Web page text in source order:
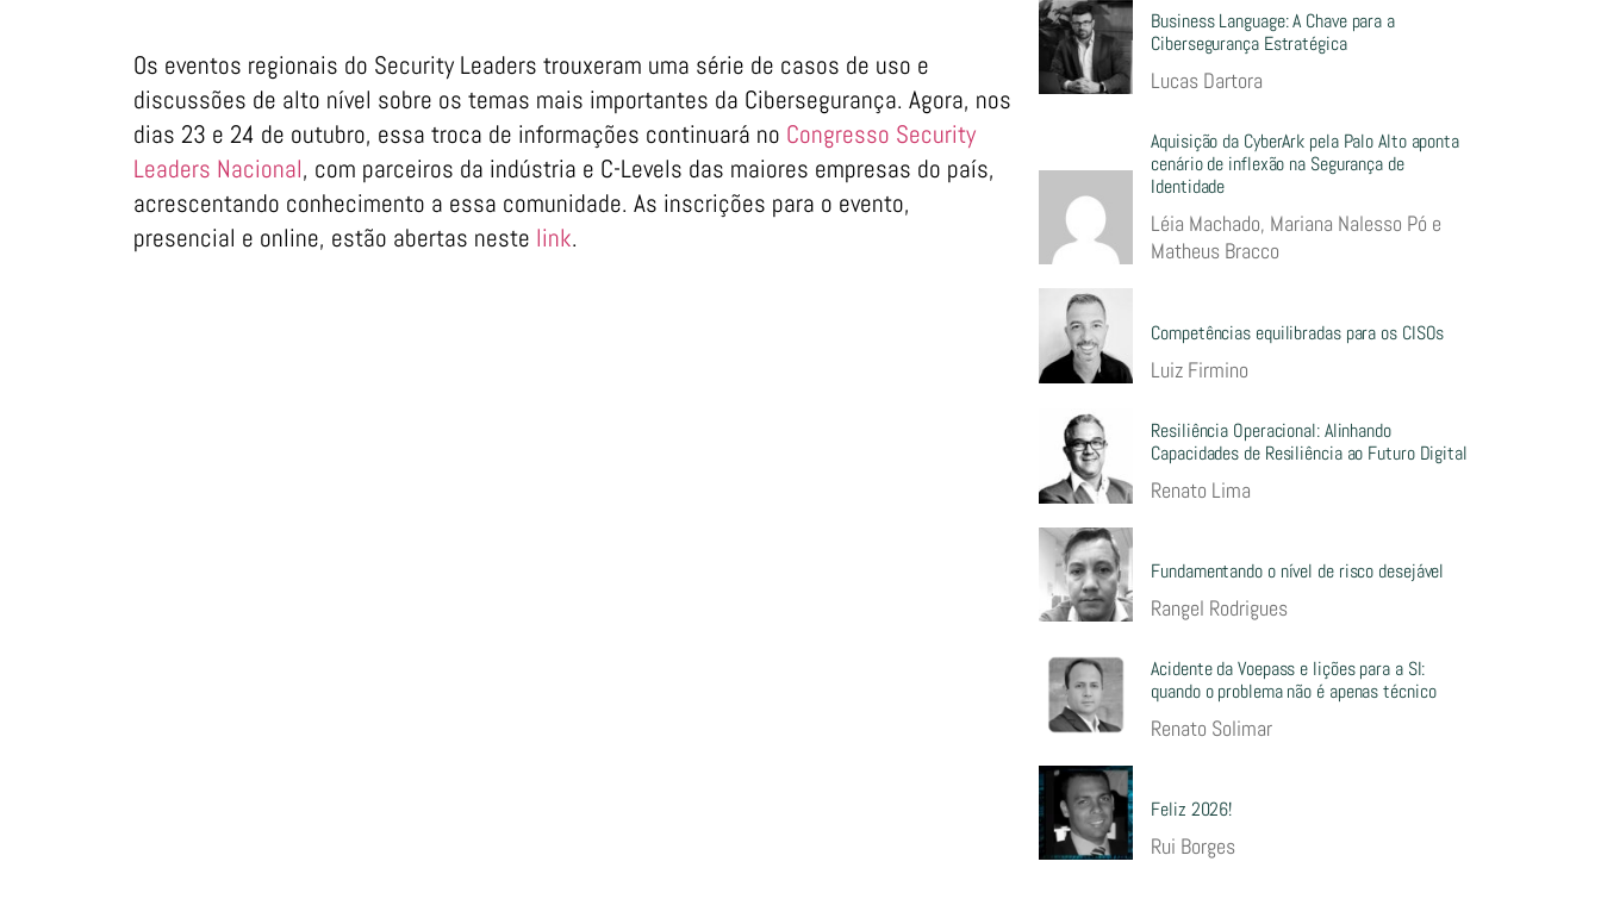
Os eventos regionais do Security Leaders trouxeram uma série de casos de uso e
discussões de alto nível sobre os temas mais importantes da Cibersegurança. Agora, nos
dias 23 e 24 de outubro, essa troca de informações continuará no Congresso Security
Leaders Nacional, com parceiros da indústria e C-Levels das maiores empresas do país,
acrescentando conhecimento a essa comunidade. As inscrições para o evento,
presencial e online, estão abertas neste link.
Business Language: A Chave para a
Cibersegurança Estratégica
Lucas Dartora
Aquisição da CyberArk pela Palo Alto aponta
cenário de inflexão na Segurança de
Identidade
Léia Machado, Mariana Nalesso Pó e
Matheus Bracco
Competências equilibradas para os CISOs
Luiz Firmino
Resiliência Operacional: Alinhando
Capacidades de Resiliência ao Futuro Digital
Renato Lima
Fundamentando o nível de risco desejável
Rangel Rodrigues
Acidente da Voepass e lições para a SI:
quando o problema não é apenas técnico
Renato Solimar
Feliz 2026!
Rui Borges